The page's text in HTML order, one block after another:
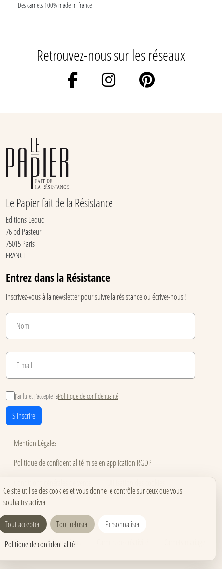
Des carnets 100% made in france
Retrouvez-nous sur les réseaux
Le Papier fait de la Résistance
Editions Leduc
76 bd Pasteur
75015 Paris
FRANCE
Entrez dans la Résistance
Inscrivez-vous à la newsletter pour suivre la résistance ou écrivez-nous !
J’ai lu et j’accepte laPolitique de confidentialité
S'inscrire
Mention Légales
Politique de confidentialité mise en application RGDP
Accessibilité
Carnets pour événements
Carnets corporate
Carnets pros & formations
Ce site utilise des cookies et vous donne le contrôle sur ceux que vous
souhaitez activer
Tout accepter Tout refuser
Personnaliser
Politique de confidentialité